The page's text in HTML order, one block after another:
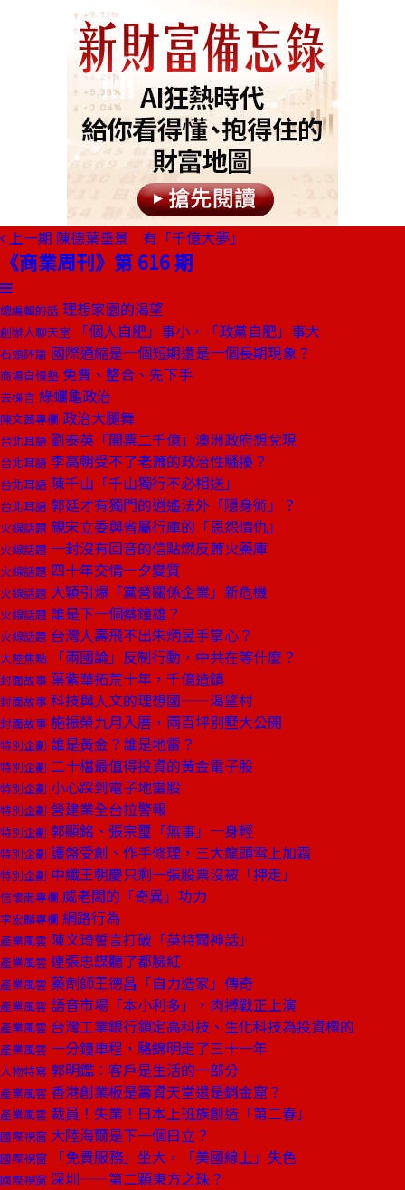
上一期 陳德葉垂景 有「千億大夢」
《商業周刊》第 616 期
總編輯的話 理想家園的渴望
創辦人聊天室 「個人自肥」事小，「政黨自肥」事大
石頭評論 國際通縮是一個短期還是一個長期現象？
商場自慢塾 免費、整合、先下手
去梯言 綠蠵龜政治
陳文茜專欄 政治大腿舞
台北耳語 劉泰英「開票二千億」澳洲政府想兌現
台北耳語 李高朝受不了老蕭的政治性騷擾？
台北耳語 陳千山「千山獨行不必相送」
台北耳語 郭廷才有獨門的逍遙法外「隱身術」？
火線話題 親宋立委與省屬行庫的「恩怨情仇」
火線話題 一封沒有回音的信點燃反蕭火藥庫
火線話題 四十年交情一夕變質
火線話題 大穎引爆「黨營關係企業」新危機
火線話題 誰是下一個蔡鐘雄？
火線話題 台灣人壽飛不出朱炳昱手掌心？
大陸焦點 「兩國論」反制行動，中共在等什麼？
封面故事 葉紫華拓荒十年，千億造鎮
封面故事 科技與人文的理想國——渴望村
封面故事 施振榮九月入厝，兩百坪別墅大公開
特別企劃 誰是黃金？誰是地雷？
特別企劃 二十檔最值得投資的黃金電子股
特別企劃 小心踩到電子地雷股
特別企劃 營建業全台拉警報
特別企劃 郭顯銘、張宗璽「無事」一身輕
特別企劃 護盤受創、作手修理，三大龍頭雪上加霜
特別企劃 中纖王朝慶只剩一張股票沒被「押走」
信懷南專欄 威老闆的「奇異」功力
李宏麟專欄 網路行為
產業風雲 陳文琦誓言打破「英特爾神話」
產業風雲 連張忠謀聽了都臉紅
產業風雲 藥劑師王德昌「自力造家」傳奇
產業風雲 語音市場「本小利多」，肉搏戰正上演
產業風雲 台灣工業銀行鎖定高科技、生化科技為投資標的
產業風雲 一分鐘車程，駱錦明走了三十一年
人物特寫 郭明鑑：客戶是生活的一部分
產業風雲 香港創業板是籌資天堂還是銷金窟？
產業風雲 裁員！失業！日本上班族創造「第二春」
國際視窗 大陸海爾是下一個日立？
國際視窗 「免費服務」坐大，「美國線上」失色
國際視窗 深圳——第二顆東方之珠？